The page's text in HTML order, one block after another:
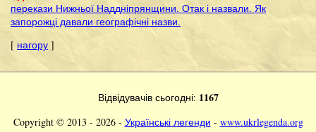
перекази Нижньої Наддніпрянщини. Отак і назвали. Як
запорожці давали географічні назви.
[ нагору ]
Відвідувачів сьогодні: 1167
Copyright © 2013 - 2026 - Українські легенди - www.ukrlegenda.org